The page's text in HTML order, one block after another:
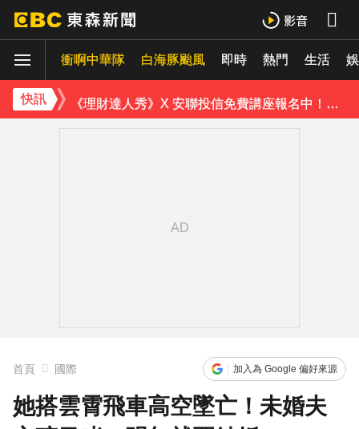
衝啊中華隊 白海豚颱風 即時 熱門 生活
快訊
下載東森App，隨時掌握天下大小事！
首頁 國際 加入為 Google 偏好來源
她搭雲霄飛車高空墜亡！未婚夫